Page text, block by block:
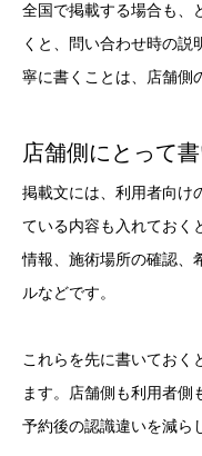
全国で掲載する場合も、
くと、問い合わせ時の説
寧に書くことは、店舗側
店舗側にとって
掲載文には、利用者向け
ている内容も入れておく
情報、施術場所の確認、
ルなどです。
これらを先に書いておく
ます。店舗側も利用者側
予約後の認識違いを減ら